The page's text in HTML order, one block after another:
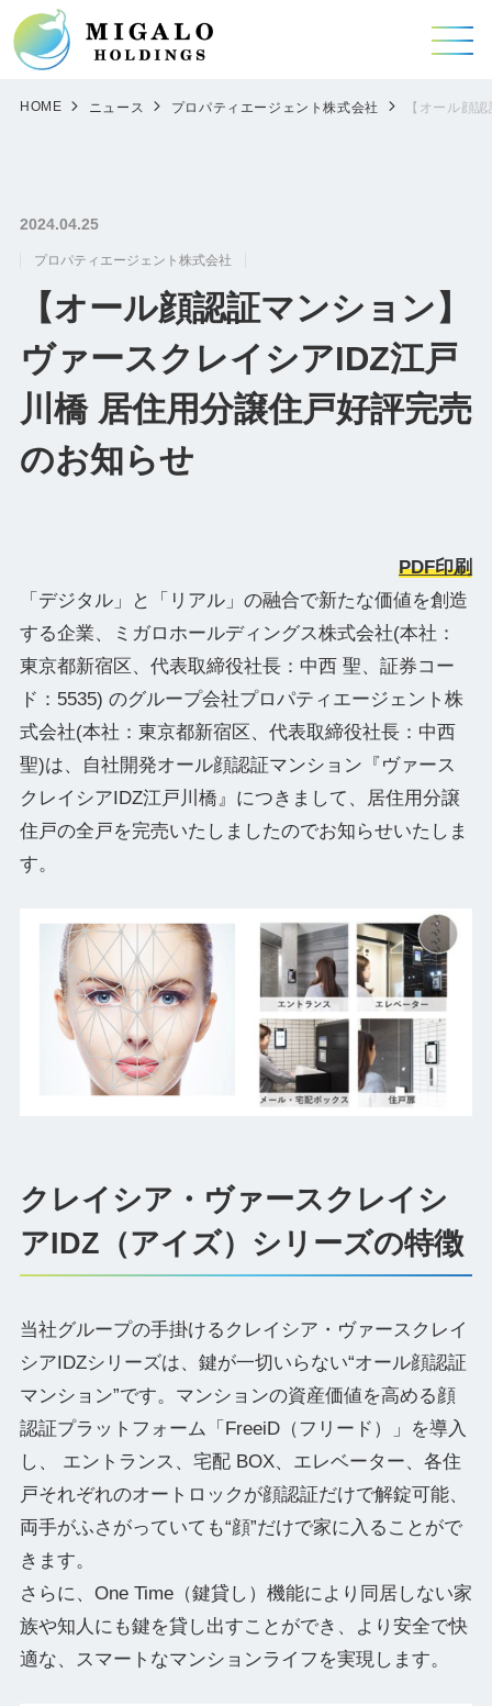
HOME ニュース プロパティエージェント株式会社 【オール顔
2024.04.25
プロパティエージェント株式会社
【オール顔認証マンション】
ヴァースクレイシアIDZ江戸
川橋 居住用分譲住戸好評完売
のお知らせ
PDF印刷
「デジタル」と「リアル」の融合で新たな価値を創造
する企業、ミガロホールディングス株式会社(本社：
東京都新宿区、代表取締役社⻑：中⻄ 聖、証券コー
ド：5535) のグループ会社プロパティエージェント株
式会社(本社：東京都新宿区、代表取締役社長：中西
聖)は、自社開発オール顔認証マンション『ヴァース
クレイシアIDZ江戸川橋』につきまして、居住用分譲
住戸の全戸を完売いたしましたのでお知らせいたしま
す。
クレイシア・ヴァースクレイシ
アIDZ（アイズ）シリーズの特徴
当社グループの手掛けるクレイシア・ヴァースクレイ
シアIDZシリーズは、鍵が一切いらない“オール顔認証
マンション”です。マンションの資産価値を高める顔
認証プラットフォーム「FreeiD（フリード）」を導入
し、 エントランス、宅配 BOX、エレベーター、各住
戸それぞれのオートロックが顔認証だけで解錠可能、
両手がふさがっていても“顔”だけで家に入ることがで
きます。
さらに、One Time（鍵貸し）機能により同居しない家
族や知人にも鍵を貸し出すことができ、より安全で快
適な、スマートなマンションライフを実現します。